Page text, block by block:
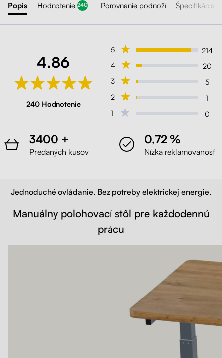
Popis Hodnotenie 240 Porovnanie podnoží Špecifikácia
4.86
240 Hodnotenie
5
214
4
20
3
5
2
1
1
0
3400 +
Predaných kusov
0,72 %
Nízka reklamovanosť
Jednoduché ovládanie. Bez potreby elektrickej energie.
Manuálny polohovací stôl pre každodennú
prácu